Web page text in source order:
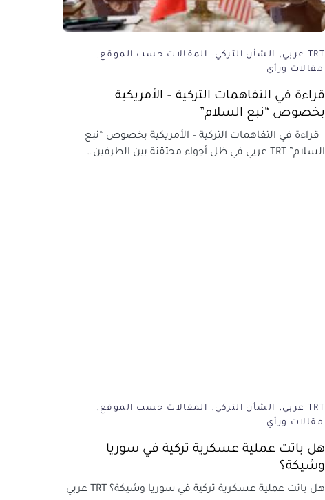
TRT عربي الشأن التركي
المقالات حسب الموقع
مقالات ورأي
قراءة في التفاهمات التركية – الأمريكية
بخصوص “نبع السلام”
قراءة في التفاهمات التركية – الأمريكية بخصوص “نبع
السلام” TRT عربي في ظل أجواء محتقنة بين الطرفين…
TRT عربي الشأن التركي
المقالات حسب الموقع
مقالات ورأي
هل باتت عملية عسكرية تركية في سوريا
وشيكة؟
هل باتت عملية عسكرية تركية في سوريا وشيكة؟ TRT عربي